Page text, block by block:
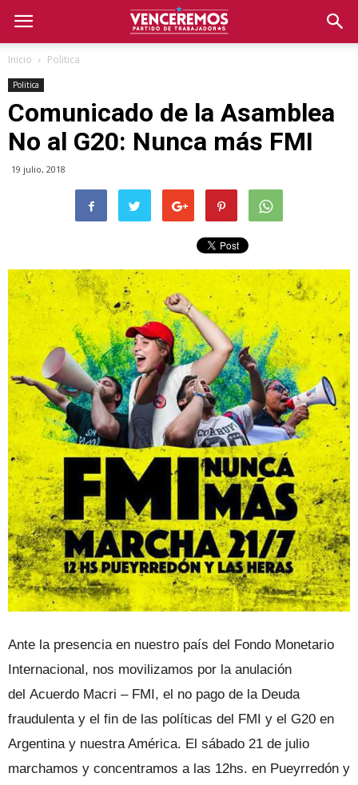
Inicio Politica
Politica
Comunicado de la Asamblea
No al G20: Nunca más FMI
19 julio, 2018
Ante la presencia en nuestro país del Fondo Monetario
Internacional, nos movilizamos por la anulación
del Acuerdo Macri – FMI, el no pago de la Deuda
fraudulenta y el fin de las políticas del FMI y el G20 en
Argentina y nuestra América. El sábado 21 de julio
marchamos y concentramos a las 12hs. en Pueyrredón y